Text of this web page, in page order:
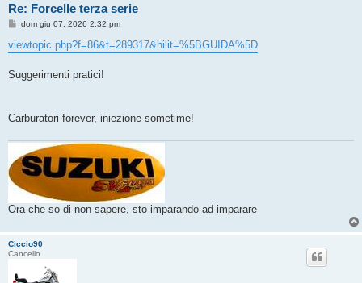
Re: Forcelle terza serie
M
s
s
g
g
dom giu 07, 2026 2:32 pm
viewtopic.php?f=86&t=289317&hilit=%5BGUIDA%5D
Suggerimenti pratici!
Carburatori forever, iniezione sometime!
Ora che so di non sapere, sto imparando ad imparare
Ciccio90
Cancello